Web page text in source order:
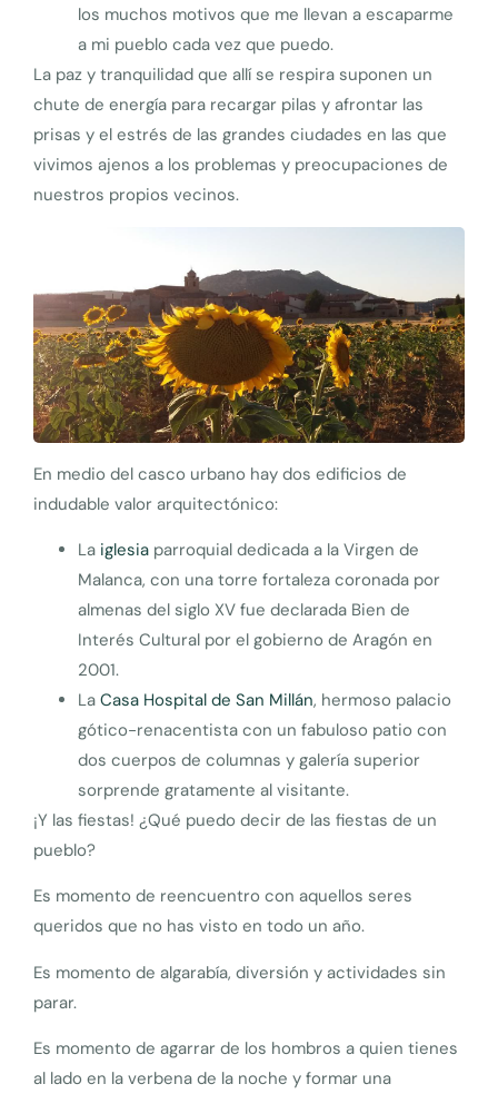
los muchos motivos que me llevan a escaparme
a mi pueblo cada vez que puedo.
La paz y tranquilidad que allí se respira suponen un
chute de energía para recargar pilas y afrontar las
prisas y el estrés de las grandes ciudades en las que
vivimos ajenos a los problemas y preocupaciones de
nuestros propios vecinos.
En medio del casco urbano hay dos edificios de
indudable valor arquitectónico:
La iglesia parroquial dedicada a la Virgen de
Malanca, con una torre fortaleza coronada por
almenas del siglo XV fue declarada Bien de
Interés Cultural por el gobierno de Aragón en
2001.
La Casa Hospital de San Millán, hermoso palacio
gótico-renacentista con un fabuloso patio con
dos cuerpos de columnas y galería superior
sorprende gratamente al visitante.
¡Y las fiestas! ¿Qué puedo decir de las fiestas de un
pueblo?
Es momento de reencuentro con aquellos seres
queridos que no has visto en todo un año.
Es momento de algarabía, diversión y actividades sin
parar.
Es momento de agarrar de los hombros a quien tienes
al lado en la verbena de la noche y formar una